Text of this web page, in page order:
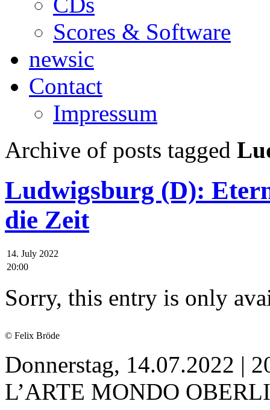
Scores & Software
newsic
Contact
Impressum
Archive of posts tagged
Ludwigsburg (D):
die Zeit
14. July 2022
20:00
Sorry, this entry is only
© Felix Bröde
Donnerstag, 14.07.2022 |
L’ARTE MONDO